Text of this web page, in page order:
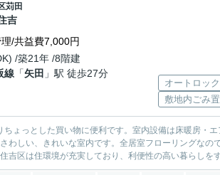
苅田
吉
/共益費7,000円
/築21年 /8階建
線 「矢田 」駅 徒歩27分
オートロック
敷地内ごみ
ょっとした買い物に便利です。室内設備は床暖房・
わしい、きれいな室内です。全居室フローリングなの
吉区は住環境が充実しており、利便性の高い暮らしを